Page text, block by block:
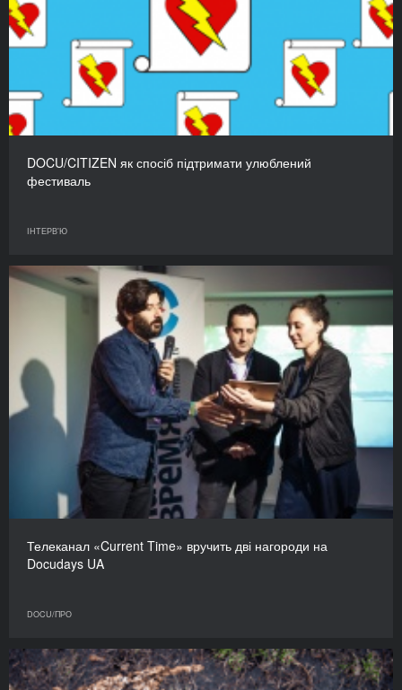
DOCU/CITIZEN як спосіб підтримати улюблений
фестиваль
ІНТЕРВ'Ю
Телеканал «Current Time» вручить дві нагороди на
Docudays UA
DOCU/ПРО